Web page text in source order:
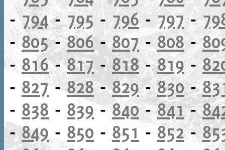
-794-795 - 796- 797 -
- 805-806- 807- 808 -
- 816-817-818-819-
- 827 -828-829-830-
- 838 - 839-840-841-
-849 - 850 - 851 - 852-